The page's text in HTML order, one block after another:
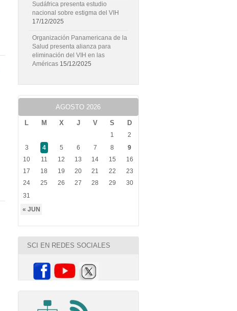
Sudáfrica presenta estudio
nacional sobre estigma del VIH
17/12/2025
Organización Panamericana de la
Salud presenta alianza para
eliminación del VIH en las
Américas 15/12/2025
AGOSTO 2026
L M X J V S D
« JUN
1
2
3
4 5 6 7 8
9
10
11 12 13 14 15
16
17
18 19 20 21 22
23
24
25 26 27 28 29
30
31
SCI EN REDES SOCIALES